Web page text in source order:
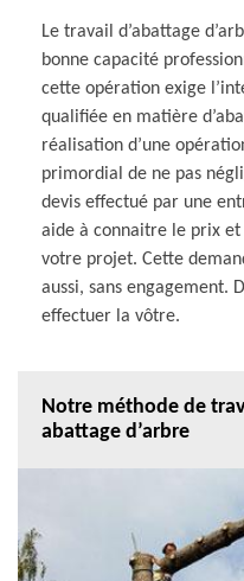
Le travail d’abattage
bonne capacité
cette opération exige
qualifiée en matière
réalisation d’une
primordial de ne pas
devis effectué par une
aide à connaitre le prix
votre projet. Cette
aussi, sans engagement.
effectuer la vôtre.
Notre méthode de
abattage d’arbre